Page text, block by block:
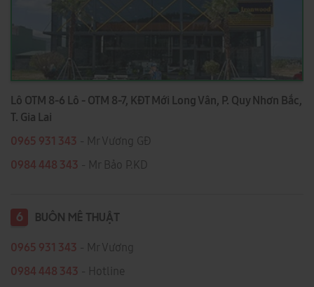
Lô OTM 8-6 Lô - OTM 8-7, KĐT Mới Long Vân, P. Quy Nhơn Bắc,
T. Gia Lai
0965 931 343 - Mr Vương GĐ
0984 448 343 - Mr Bảo P.KD
6 BUÔN MÊ THUẬT
0965 931 343 - Mr Vương
0984 448 343 - Hotline